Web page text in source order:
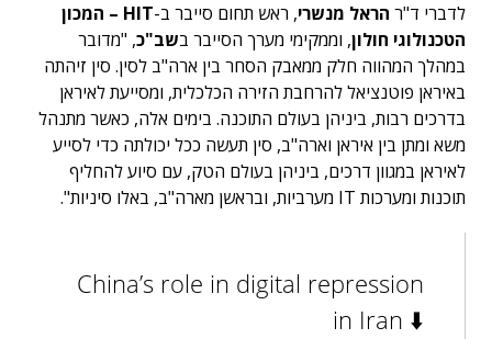
לדברי ד"ר הראל מנשרי, ראש תחום סייבר ב-
HIT – המכון
הטכנולוגי חולון, וממקימי מערך הסייבר בשב"כ, "מדובר
במהלך המהווה חלק ממאבק הסחר בין ארה"ב לסין. סין זיהתה
באיראן פוטנציאל להרחבת הזירה הכלכלית, ומסייעת לאיראן
בדרכים רבות, ביניהן בעולם התוכנה. בימים אלה, כאשר מתנהל
משא ומתן בין איראן וארה"ב, סין תעשה ככל יכולתה כדי לסייע
לאיראן במגוון דרכים, ביניהן בעולם הטק, עם סיוע להחליף
תוכנות ומערכות IT מערביות, ובראשן מארה"ב, באלו סיניות".
China’s role in digital repression
in Iran ⬇️